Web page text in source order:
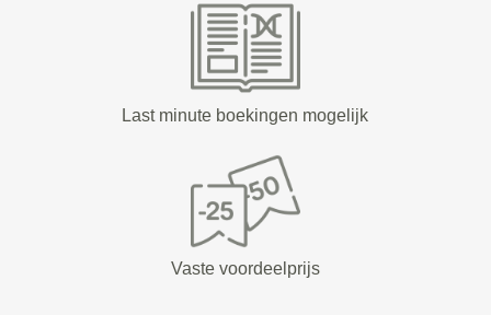
Last minute boekingen mogelijk
Vaste voordeelprijs